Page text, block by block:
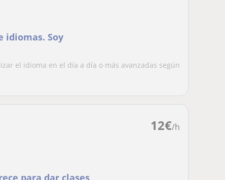
idiomas. Soy
el idioma en el día a día o más avanzadas según
12€/h
para dar clases